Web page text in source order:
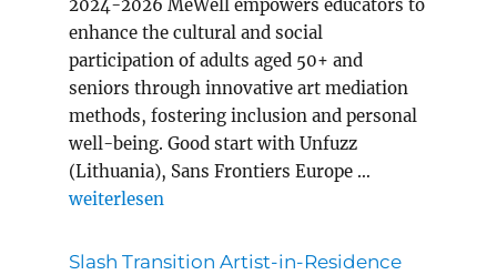
2024-2026 MeWell empowers educators to
enhance the cultural and social
participation of adults aged 50+ and
seniors through innovative art mediation
methods, fostering inclusion and personal
well-being. Good start with Unfuzz
(Lithuania), Sans Frontiers Europe …
„MEWELL erasmus+ project adult education“
weiterlesen
Slash Transition Artist-in-Residence